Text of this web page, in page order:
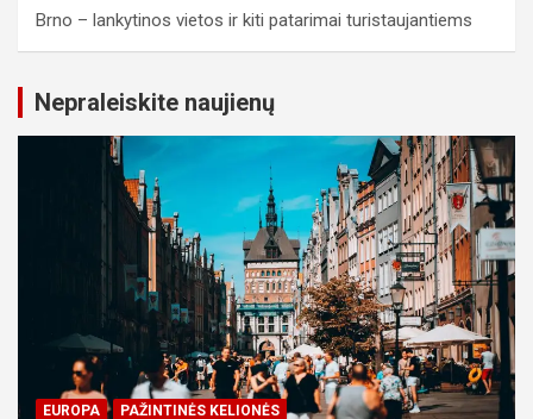
Brno – lankytinos vietos ir kiti patarimai turistaujantiems
Nepraleiskite naujienų
EUROPA PAŽINTINĖS KELIONĖS